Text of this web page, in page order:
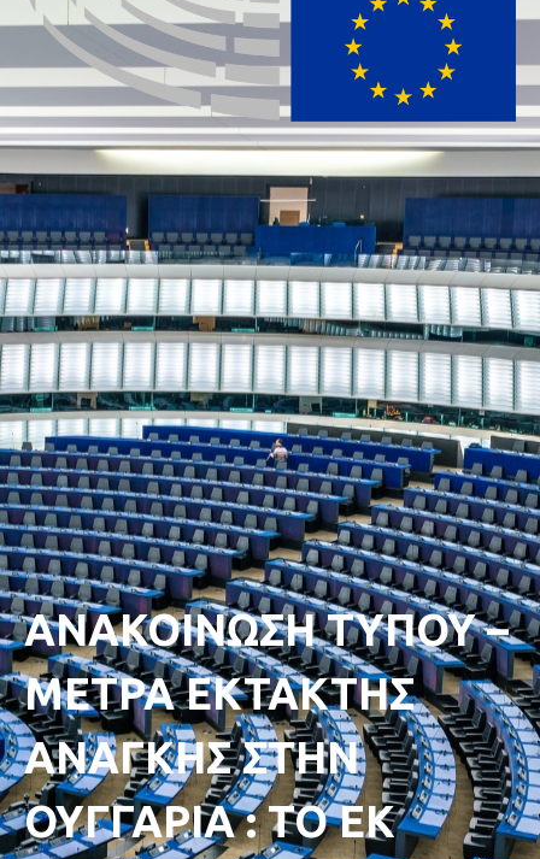
ΑΝΑΚΟΙΝΩΣΗ ΤΥΠΟΥ –
ΜΕΤΡΑ ΕΚΤΑΚΤΗΣ
ΑΝΑΓΚΗΣ ΣΤΗΝ
ΟΥΓΓΑΡΙΑ : ΤΟ ΕΚ